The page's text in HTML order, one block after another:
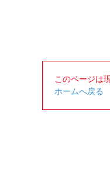
このページは
ホームへ戻る